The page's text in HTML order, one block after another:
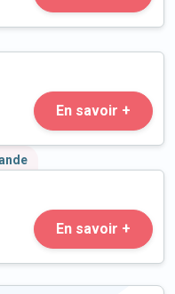
En savoir +
En savoir +